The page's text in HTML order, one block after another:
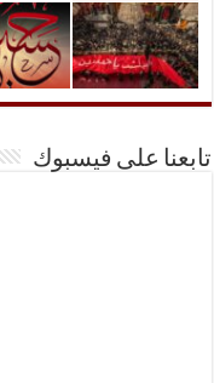
تابعنا على فيسبوك